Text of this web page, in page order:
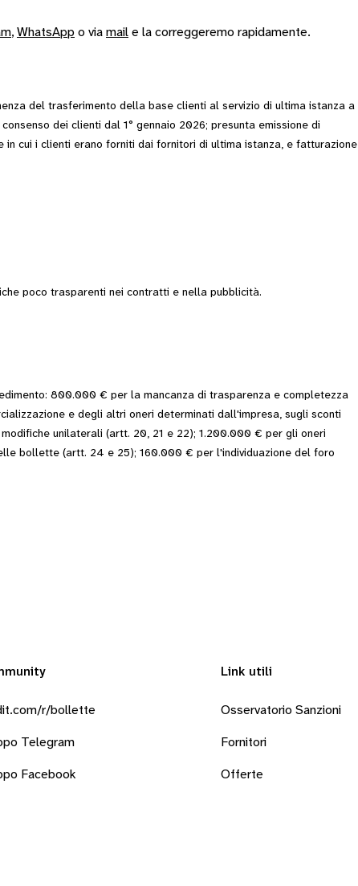
, WhatsApp o via mail e la correggeremo rapidamente.
del trasferimento della base clienti al servizio di ultima istanza a
dei clienti dal 1° gennaio 2026; presunta emissione di
cui i clienti erano forniti dai fornitori di ultima istanza, e fatturazione
poco trasparenti nei contratti e nella pubblicità.
800.000 € per la mancanza di trasparenza e completezza
e degli altri oneri determinati dall'impresa, sugli sconti
unilaterali (artt. 20, 21 e 22); 1.200.000 € per gli oneri
bollette (artt. 24 e 25); 160.000 € per l'individuazione del foro
r/bollette
Telegram
Facebook
Link utili
Osservatorio Sanzioni
Fornitori
Offerte